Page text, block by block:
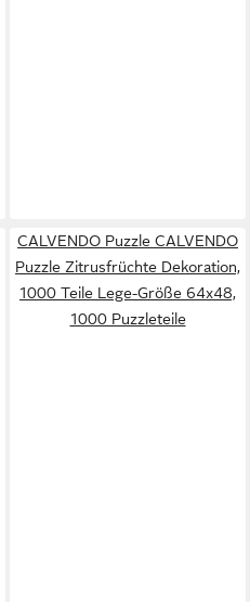
CALVENDO Puzzle CALVENDO
Puzzle Zitrusfrüchte Dekoration,
1000 Teile Lege-Größe 64x48,
1000 Puzzleteile